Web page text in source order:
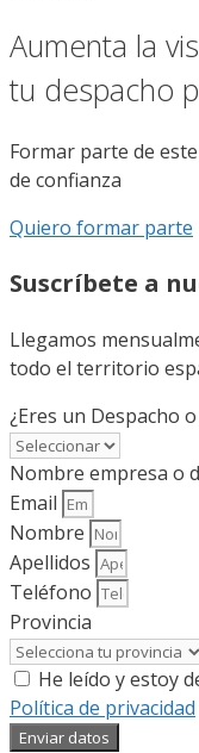
Aumenta la
tu despacho
Formar parte de
de confianza
Quiero formar parte
Suscríbete a
Llegamos
todo el territorio
¿Eres un Despacho
Nombre empresa o
Email
Nombre
Apellidos
Teléfono
Provincia
He leído y estoy
Política de privacidad
Enviar datos